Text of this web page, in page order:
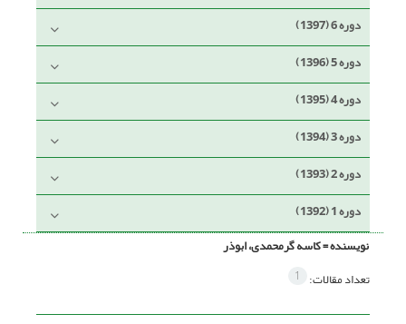
دوره 6 (1397)
دوره 5 (1396)
دوره 4 (1395)
دوره 3 (1394)
دوره 2 (1393)
دوره 1 (1392)
نویسنده =کاسه گرمحمدی، ابوذر
تعداد مقالات: 1